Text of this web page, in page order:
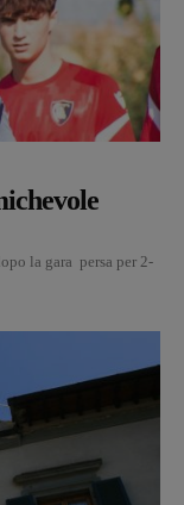
la gara persa per 2-